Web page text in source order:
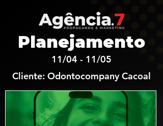
Planejamento
11/04 - 11/05
Cliente: Odontocompany Cacoal